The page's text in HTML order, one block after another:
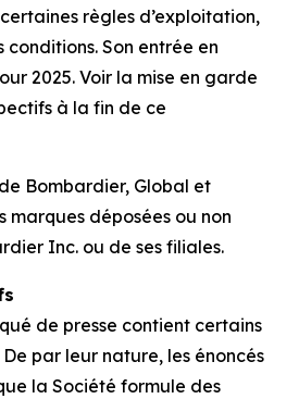
règles d’exploitation,
conditions.Son entrée en
2025. Voir la mise en garde
à la fin de ce
de Bombardier, Global et
marques déposées ou non
Inc. ou de ses filiales.
de presse contient certains
par leur nature, les énoncés
la Société formule des